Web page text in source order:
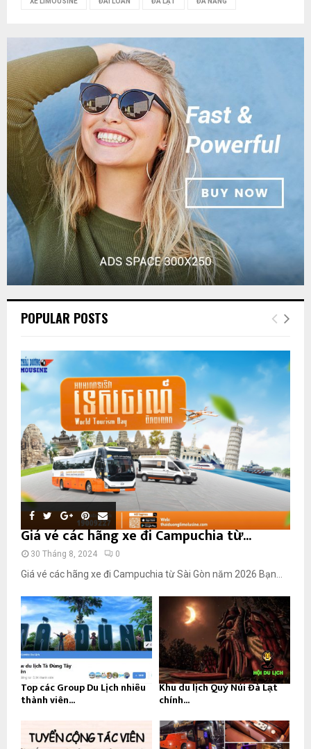
POPULAR POSTS
Giá vé các hãng xe đi Campuchia từ...
30 Tháng 8, 2024 0
Giá vé các hãng xe đi Campuchia từ Sài Gòn năm 2026 Bạn...
Top các Group Du Lịch nhiều
thành viên...
Khu du lịch Quỷ Núi Đà Lạt
chính...